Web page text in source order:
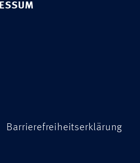
Barrierefreiheitserklärung